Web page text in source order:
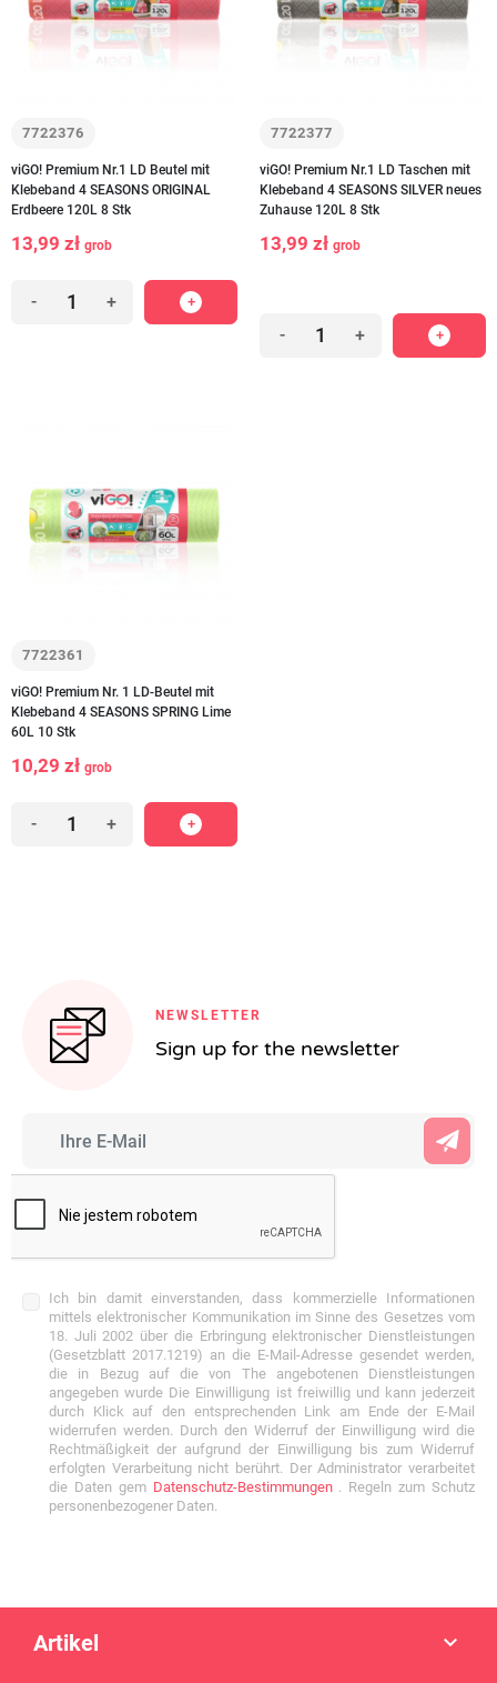
7722376
viGO! Premium Nr.1 LD Beutel mit
Klebeband 4 SEASONS ORIGINAL
Erdbeere 120L 8 Stk
13,99 zł grob
- +
7722377
viGO! Premium Nr.1 LD Taschen mit
Klebeband 4 SEASONS SILVER neues
Zuhause 120L 8 Stk
13,99 zł grob
- +
7722361
viGO! Premium Nr. 1 LD-Beutel mit
Klebeband 4 SEASONS SPRING Lime
60L 10 Stk
10,29 zł grob
- +
NEWSLETTER
Sign up for the newsletter
Ich bin damit einverstanden, dass kommerzielle Informationen
mittels elektronischer Kommunikation im Sinne des Gesetzes vom
18. Juli 2002 über die Erbringung elektronischer Dienstleistungen
(Gesetzblatt 2017.1219) an die E-Mail-Adresse gesendet werden,
die in Bezug auf die von The angebotenen Dienstleistungen
angegeben wurde Die Einwilligung ist freiwillig und kann jederzeit
durch Klick auf den entsprechenden Link am Ende der E-Mail
widerrufen werden. Durch den Widerruf der Einwilligung wird die
Rechtmäßigkeit der aufgrund der Einwilligung bis zum Widerruf
erfolgten Verarbeitung nicht berührt. Der Administrator verarbeitet
die Daten gemDatenschutz-Bestimmungen. Regeln zum Schutz
personenbezogener Daten.
Artikel 